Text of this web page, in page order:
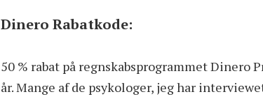
Dinero Rabatkode:
50 % rabat på regnskabsprogrammet Dinero
år. Mange af de psykologer, jeg har